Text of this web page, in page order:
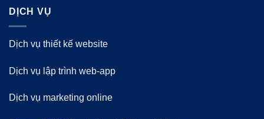
DỊCH VỤ
Dịch vụ thiết kế website
Dịch vụ lập trình web-app
Dịch vụ marketing online